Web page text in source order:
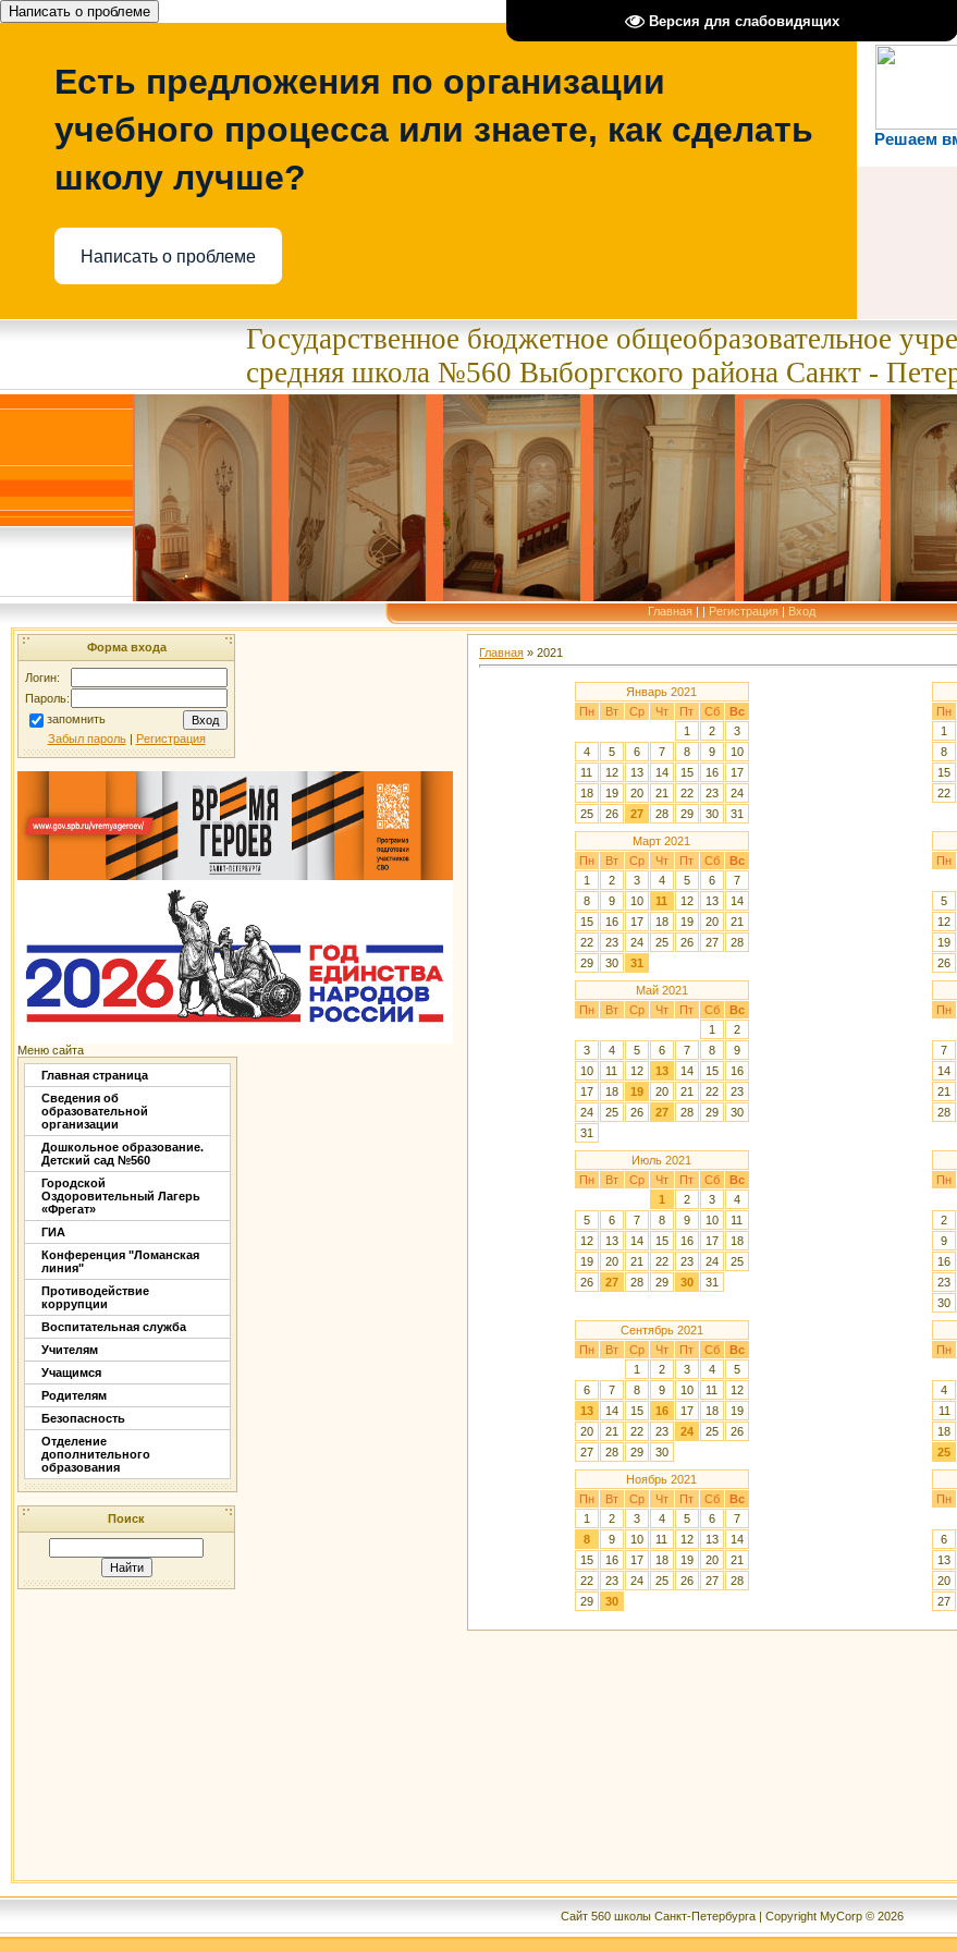
Версия для слабовидящих
Написать о проблеме
Решаем
Есть предложения по организации
учебного процесса или знаете, как сделать
школу лучше?
Написать о проблеме
Государственное бюджетное общеобразовательное
средняя школа №560 Выборгского района Санкт -
Главная | | Регистрация | Вход
Форма входа
Логин:
Пароль:
запомнить
Забыл пароль| Регистрация
Меню сайта
Главная страница
Сведения об
образовательной
организации
Дошкольное образование.
Детский сад №560
Городской
Оздоровительный Лагерь
«Фрегат»
ГИА
Конференция "Ломанская
линия"
Противодействие
коррупции
Воспитательная служба
Учителям
Учащимся
Родителям
Безопасность
Отделение
дополнительного
образования
Поиск
Главная » 2021
Январь 2021
Пн
Вт Ср Чт Пт Сб
Вс
1
2
3
4
5 6 7 8 9
10
11
12 13 14 15 16
17
18
19 20 21 22 23
24
25
26 27 28 29 30 31
Пн
1
8
15
22
Март 2021
Пн
Вт Ср Чт Пт Сб
Вс
1
2 3 4 5 6
7
8
9 10 11 12 13
14
15
16 17 18 19 20
21
22
23 24 25 26 27
28
29
30 31
Пн
5
12
19
26
Май 2021
Пн
Вт Ср Чт Пт Сб
Вс
1
2
3
4 5 6 7 8
9
10
11 12 13 14 15
16
17
18 19 20 21 22
23
24
25 26 27 28 29
30
31
Пн
7
14
21
28
Июль 2021
Пн
Вт Ср Чт Пт Сб
Вс
1
2 3
4
5
6 7 8 9 10
11
12
13 14 15 16 17
18
19
20 21 22 23 24
25
26
27 28 29 30 31
Пн
2
9
16
23
30
Сентябрь 2021
Пн
Вт Ср Чт Пт Сб
Вс
1
2 3 4
5
6
7 8 9 10 11
12
13
14 15 16 17 18
19
20
21 22 23 24 25
26
27
28 29 30
Пн
4
11
18
25
Ноябрь 2021
Пн
Вт Ср Чт Пт Сб
Вс
1
2 3 4 5 6
7
8
9 10 11 12 13
14
15
16 17 18 19 20
21
22
23 24 25 26 27
28
29
30
Пн
6
13
20
27
Сайт 560 школы Санкт-Петербурга | Copyright MyCorp © 2026